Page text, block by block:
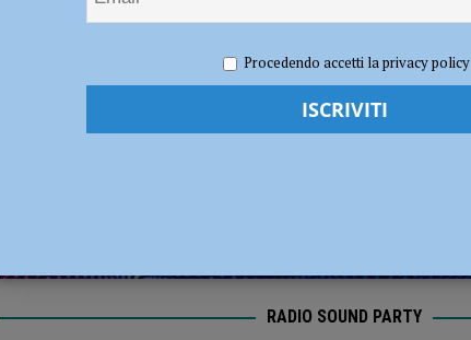
difensore del Fiorenzuola CALCIO
Redazione FG Attualità
RADIO SOUND PARTY
Procedendo accetti la privacy policy